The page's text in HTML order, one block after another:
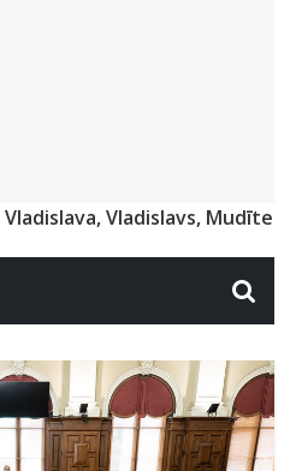
Vladislava, Vladislavs, Mudīte